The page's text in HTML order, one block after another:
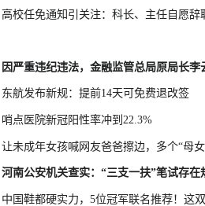
高校任免通知引关注：科长、主任自愿辞
因严重违纪违法，金融监管总局原局长
东航发布新规：提前14天可免费退改签
哨点医院新冠阳性率冲到22.3%
让未成年女孩喊网友爸爸擦边，多个“母
河南公安机关查实：“三支一扶”笔试存在
中国鞋都硬实力，5位冠军联名推荐！这